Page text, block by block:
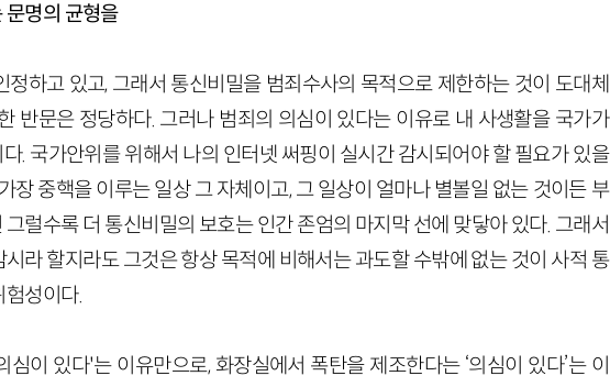
문명의 균형을
하고 있고, 그래서 통신비밀을 범죄수사의 목적으로 제한하는 것이 도대체
반문은 정당하다. 그러나 범죄의 의심이 있다는 이유로 내 사생활을 국가가
. 국가안위를 위해서 나의 인터넷 써핑이 실시간 감시되어야 할 필요가 있을
장 중핵을 이루는 일상 그 자체이고, 그 일상이 얼마나 별볼일 없는 것이든 부
럴수록 더 통신비밀의 보호는 인간 존엄의 마지막 선에 맞닿아 있다. 그래서
라 할지라도 그것은 항상 목적에 비해서는 과도할 수밖에 없는 것이 사적 통
험성이다.
이 있다'는 이유만으로, 화장실에서 폭탄을 제조한다는 ‘의심이 있다’는 이